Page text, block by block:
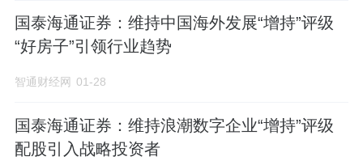
单一客户的毛利集中及依赖。
国泰海通证券：维持中国海外发展“增持”评级
“好房子”引领行业趋势
智通财经网 01-28
国泰海通证券：维持浪潮数字企业“增持”评级
配股引入战略投资者